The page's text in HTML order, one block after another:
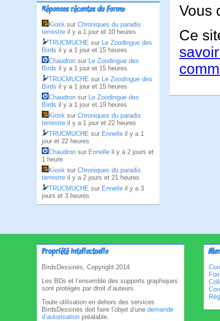
Réponses récentes du Forum
Kiosk sur Chroniques du paradis
terrestre il y a 1 jour et 10 heures
TRUCMUCHE sur Le Zoodingue des
Birds il y a 1 jour et 15 heures
Chaudron sur Le Zoodingue des
Birds il y a 1 jour et 15 heures
TRUCMUCHE sur Le Zoodingue des
Birds il y a 1 jour et 15 heures
Chaudron sur Le Zoodingue des
Birds il y a 1 jour et 19 heures
Kiosk sur Chroniques du paradis
terrestre il y a 1 jour et 22 heures
TRUCMUCHE sur Ennelle il y a 1
jour et 22 heures
Chaudron sur Ennelle il y a 2 jours et
1 heure
Kiosk sur Chroniques du paradis
terrestre il y a 2 jours et 21 heures
TRUCMUCHE sur Ennelle il y a 3
jours et 3 heures
Vous
Ce
Propriété intellectuelle
BirdsDessinés, Copyright 2014
Les BDs et l’ensemble des supports graphiques
sont protégés par droit d’auteurs.
Toute utilisation en dehors des services
BirdsDessinés doit faire l’objet d’une demande
d’autorisation préalable.